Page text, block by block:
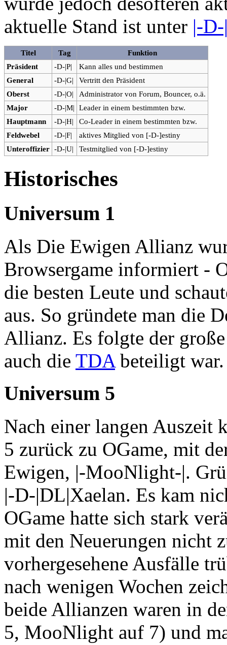
aktuelle Stand ist unter |-
Titel Tag
Funktion
Präsident
-D-|P|
Kann alles und bestimmen
General
-D-|G|
Vertritt den Präsident
Oberst
-D-|O|
Administrator von Forum, Bouncer, o.ä.
Major
-D-|M| Leader in einem bestimmten bzw.
Hauptmann
-D-|H|
Co-Leader in einem bestimmten bzw.
Feldwebel
-D-|F|
aktives Mitglied von [-D-]estiny
Unteroffizier -D-|U| Testmitglied von [-D-]estiny
Historisches
Universum 1
Als Die Ewigen Allianz
Browsergame informiert -
die besten Leute und
aus. So gründete man die
Allianz. Es folgte der
auch die TDAbeteiligt war.
Universum 5
Nach einer langen Auszeit
5 zurück zu OGame, mit
Ewigen, |-MooNlight-|.
|-D-|DL|Xaelan. Es kam
OGame hatte sich stark
mit den Neuerungen nicht
vorhergesehene Ausfälle
nach wenigen Wochen
beide Allianzen waren in
5, MooNlight auf 7) und